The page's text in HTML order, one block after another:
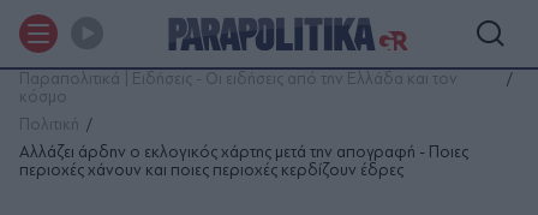
Παραπολιτικά | Ειδήσεις - Οι ειδήσεις από την Ελλάδα και τον
κόσμο
Πολιτική
Αλλάζει άρδην ο εκλογικός χάρτης µετά την απογραφή - Ποιες
περιοχές χάνουν και ποιες περιοχές κερδίζουν έδρες